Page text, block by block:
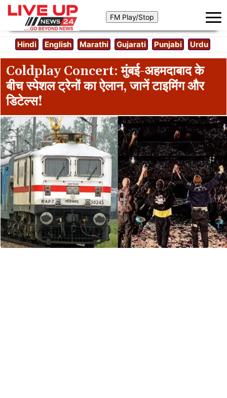
Hindi English Marathi Gujarati Punjabi Urdu
Coldplay Concert: मुंबई-अहमदाबाद के
बीच स्पेशल ट्रेनों का ऐलान, जानें टाइमिंग और
डिटेल्स!